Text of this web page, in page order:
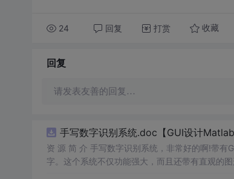
24 回复 打赏 收藏
回复
请发表友善的回复…
手写数字识别系统.doc【GUI设计Matlab
资 源 简 介 手写数字识别系统，非常好的啊!带有
字。这个系统不仅功能强大，而且还带有直观的